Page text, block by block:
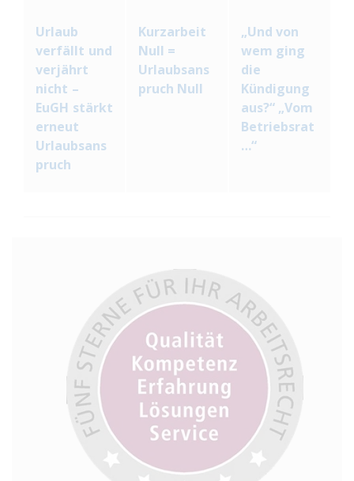
Urlaub
verfällt und
verjährt
nicht –
EuGH stärkt
erneut
Urlaubsans
pruch
Kurzarbeit
Null =
Urlaubsans
pruch Null
„Und von
wem ging
die
Kündigung
aus?“ „Vom
Betriebsrat
…“